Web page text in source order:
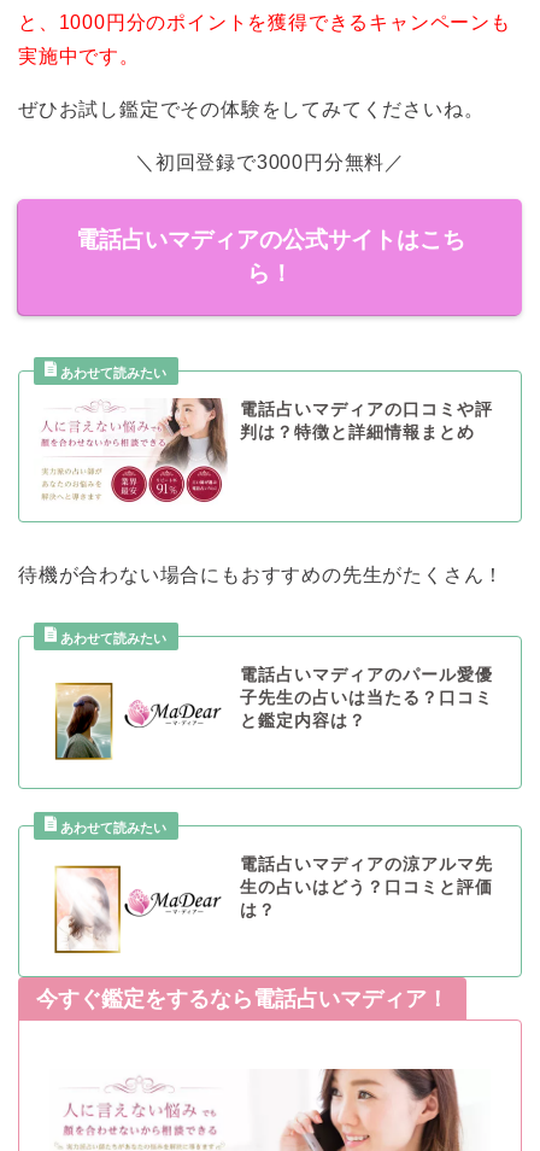
と、1000円分のポイントを獲得できるキャンペーンも
実施中です。
ぜひお試し鑑定でその体験をしてみてくださいね。
＼初回登録で3000円分無料／
電話占いマディアの公式サイトはこち
ら！
電話占いマディアの口コミや評
判は？特徴と詳細情報まとめ
待機が合わない場合にもおすすめの先生がたくさん！
電話占いマディアのパール愛優
子先生の占いは当たる？口コミ
と鑑定内容は？
電話占いマディアの涼アルマ先
生の占いはどう？口コミと評価
は？
今すぐ鑑定をするなら電話占いマディア！